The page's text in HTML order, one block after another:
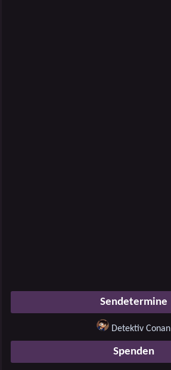
Sendetermine
Detektiv Conan
Spenden